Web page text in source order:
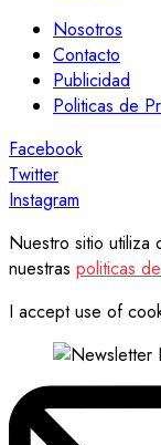
Nosotros
Contacto
Publicidad
Politicas de
Facebook
Twitter
Instagram
Nuestro sitio utiliza
nuestras politicas
I accept use of